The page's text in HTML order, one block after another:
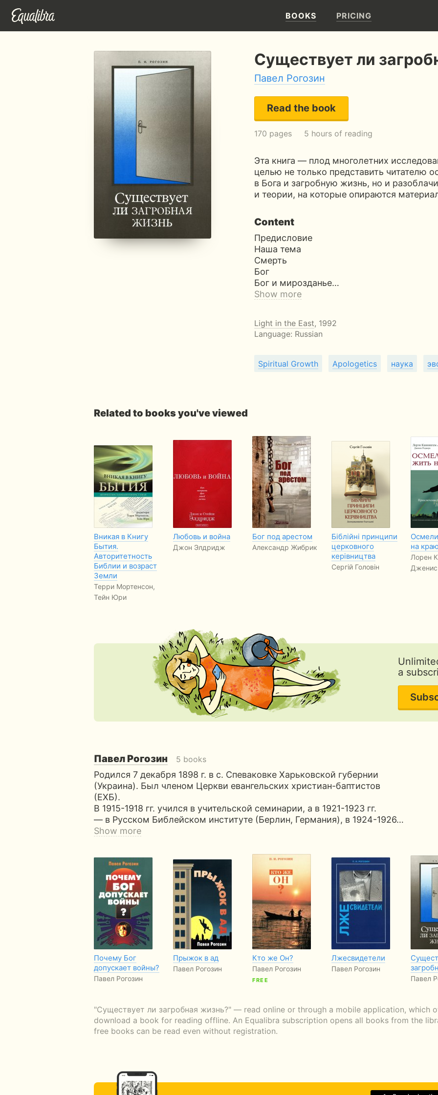
BOOKS PRICING
Существует ли
Павел Рогозин
Read the book
170 pages 5 hours of reading
Эта книга — плод многолетних
целью не только представить читателю
в Бога и загробную жизнь, но и
и теории, на которые опираются
Content
Предисловие
Наша тема
Смерть
Бог
Бог и мирозданье…
Show more
Light in the East, 1992
Language: Russian
Spiritual Growth Apologetics наука
Related to books you've viewed
Вникая в Книгу
Бытия.
Авторитетность
Библии и возраст
Земли
Терри Мортенсон,
Тейн Юри
Любовь и война
Джон Элдридж
Бог под арестом
Александр Жибрик
Біблійні принципи
церковного
керівництва
Сергій Головін
на
Лорен
a
Павел Рогозин 5 books
Родился 7 декабря 1898 г. в с. Спеваковке Харьковской губернии
(Украина). Был членом Церкви евангельских христиан-баптистов
(ЕХБ).
В 1915-1918 гг. учился в учительской семинарии, а в 1921-1923 гг.
— в Русском Библейском институте (Берлин, Германия), в 1924-1926…
Show more
Почему Бог
допускает войны?
Павел Рогозин
Прыжок в ад
Павел Рогозин
Кто же Он?
Павел Рогозин
FREE
Лжесвидетели
Павел Рогозин
Павел
"Существует ли загробная жизнь?" — read online or through a mobile application, which
download a book for reading offline. An Equalibra subscription opens all books from the
free books can be read even without registration.